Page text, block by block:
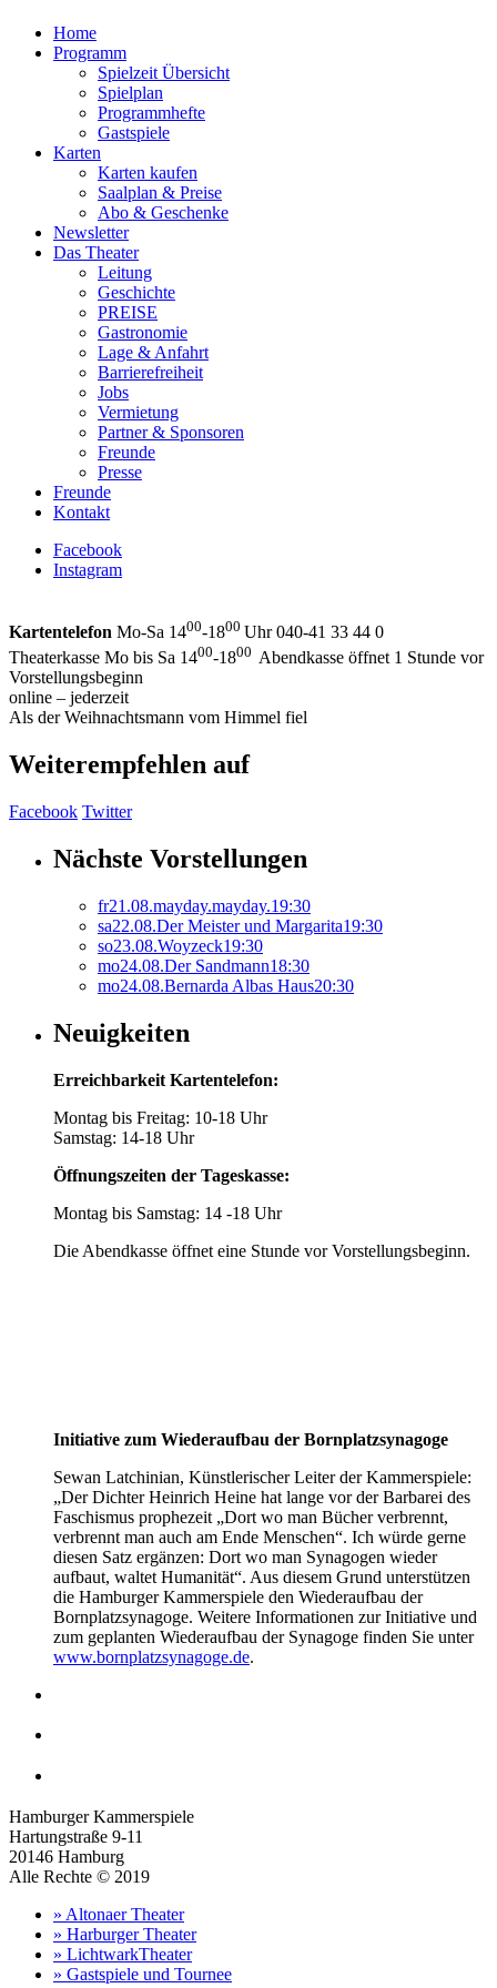
Home
Programm
Spielzeit Übersicht
Spielplan
Programmhefte
Gastspiele
Karten
Karten kaufen
Saalplan & Preise
Abo & Geschenke
Newsletter
Das Theater
Leitung
Geschichte
PREISE
Gastronomie
Lage & Anfahrt
Barrierefreiheit
Jobs
Vermietung
Partner & Sponsoren
Freunde
Presse
Freunde
Kontakt
Facebook
Instagram
Kartentelefon Mo-Sa 1400-1800 Uhr 040-41 33 44 0
Theaterkasse Mo bis Sa 1400-1800 Abendkasse öffnet 1 Stunde vor
Vorstellungsbeginn
online – jederzeit
Als der Weihnachtsmann vom Himmel fiel
Weiterempfehlen auf
Facebook Twitter
Nächste Vorstellungen
fr21.08.mayday.mayday.19:30
sa22.08.Der Meister und Margarita19:30
so23.08.Woyzeck19:30
mo24.08.Der Sandmann18:30
mo24.08.Bernarda Albas Haus20:30
Neuigkeiten
Erreichbarkeit Kartentelefon:
Montag bis Freitag: 10-18 Uhr
Samstag: 14-18 Uhr
Öffnungszeiten der Tageskasse:
Montag bis Samstag: 14 -18 Uhr
Die Abendkasse öffnet eine Stunde vor Vorstellungsbeginn.
Initiative zum Wiederaufbau der Bornplatzsynagoge
Sewan Latchinian, Künstlerischer Leiter der Kammerspiele:
„Der Dichter Heinrich Heine hat lange vor der Barbarei des
Faschismus prophezeit „Dort wo man Bücher verbrennt,
verbrennt man auch am Ende Menschen“. Ich würde gerne
diesen Satz ergänzen: Dort wo man Synagogen wieder
aufbaut, waltet Humanität“. Aus diesem Grund unterstützen
die Hamburger Kammerspiele den Wiederaufbau der
Bornplatzsynagoge. Weitere Informationen zur Initiative und
zum geplanten Wiederaufbau der Synagoge finden Sie unter
www.bornplatzsynagoge.de.
Hamburger Kammerspiele
Hartungstraße 9-11
20146 Hamburg
Alle Rechte © 2019
» Altonaer Theater
» Harburger Theater
» LichtwarkTheater
» Gastspiele und Tournee